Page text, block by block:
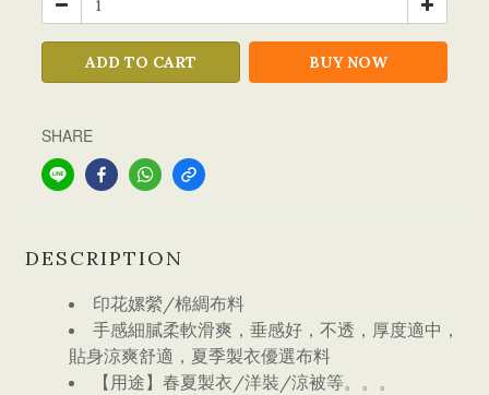
ADD TO CART BUY NOW
SHARE
DESCRIPTION
印花嫘縈/棉綢布料
手感細膩柔軟滑爽，垂感好，不透，厚度適中，
貼身涼爽舒適，夏季製衣優選布料
【用途】春夏製衣/洋裝/涼被等。。。